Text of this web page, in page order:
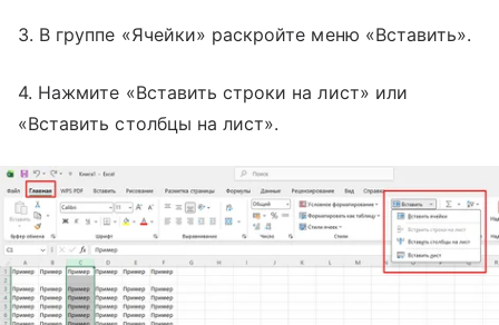
3. В группе «Ячейки» раскройте меню «Вставить».
4. Нажмите «Вставить строки на лист» или
«Вставить столбцы на лист».